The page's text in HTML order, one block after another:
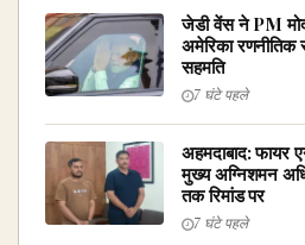
जेडी वेंस ने PM
अमेरिका रणनीतिक
सहमति
7 घंटे पहले
अहमदाबाद: फायर
मुख्य अग्निशमन
तक रिमांड पर
7 घंटे पहले